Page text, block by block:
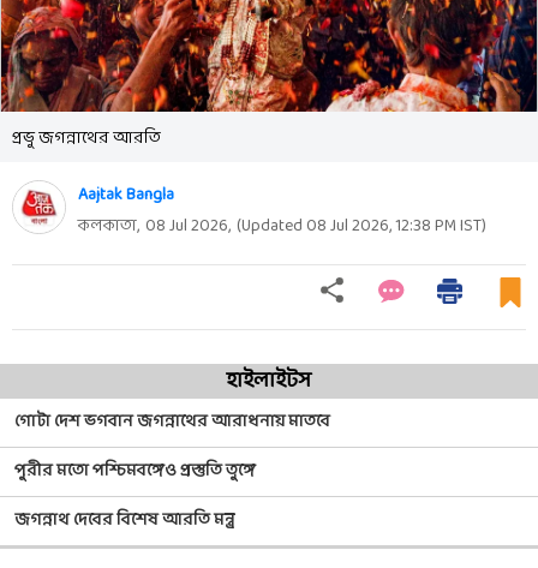
প্রভু জগন্নাথের আরতি
Aajtak Bangla
কলকাতা, 08 Jul 2026, (Updated 08 Jul 2026, 12:38 PMIST)
হাইলাইটস
গোটা দেশ ভগবান জগন্নাথের আরাধনায় মাতবে
পুরীর মতো পশ্চিমবঙ্গেও প্রস্তুতি তুঙ্গে
জগন্নাথ দেবের বিশেষ আরতি মন্ত্র